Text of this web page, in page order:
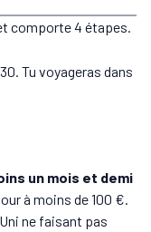
comporte 4 étapes.
Tu voyageras dans
un mois et demi
à moins de 100 €.
ne faisant pas